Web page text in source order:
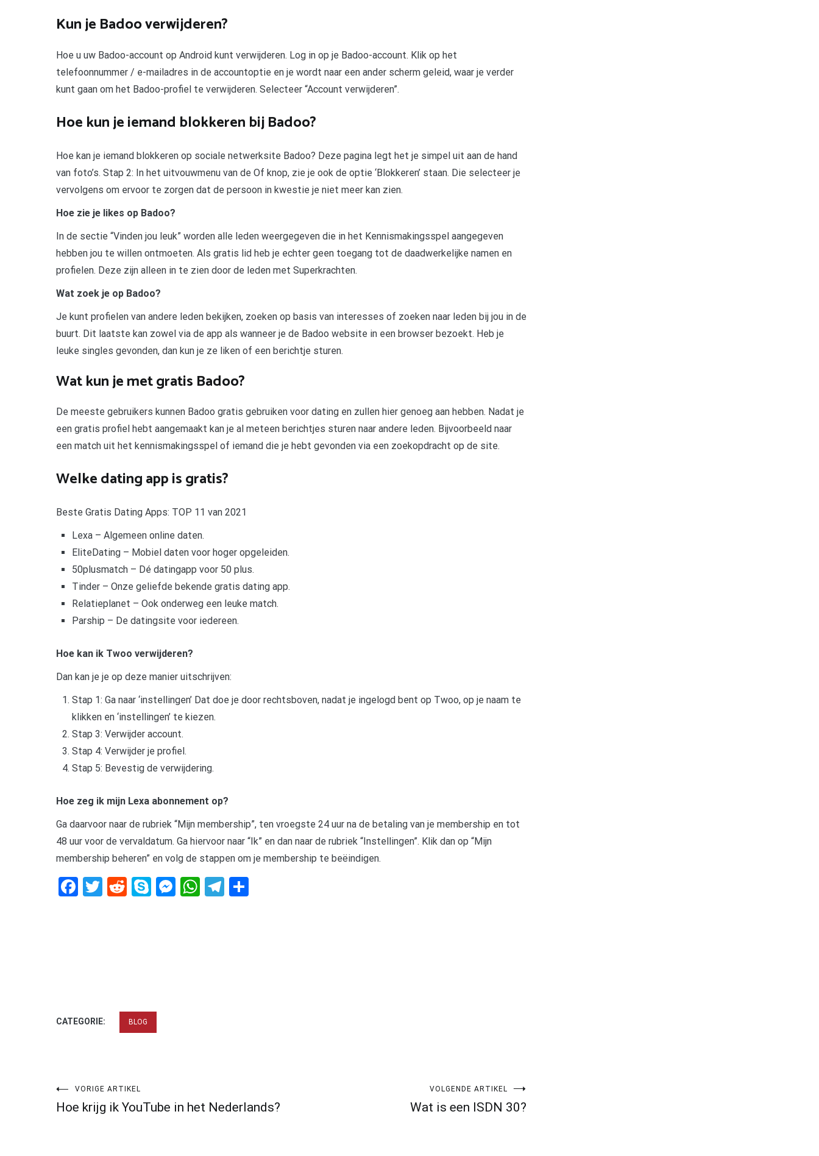
Kun je Badoo verwijderen?
Hoe u uw Badoo-account op Android kunt verwijderen. Log in op je Badoo-account. Klik op het
telefoonnummer / e-mailadres in de accountoptie en je wordt naar een ander scherm geleid, waar je verder
kunt gaan om het Badoo-profiel te verwijderen. Selecteer “Account verwijderen”.
Hoe kun je iemand blokkeren bij Badoo?
Hoe kan je iemand blokkeren op sociale netwerksite Badoo? Deze pagina legt het je simpel uit aan de hand
van foto’s. Stap 2: In het uitvouwmenu van de Of knop, zie je ook de optie ‘Blokkeren’ staan. Die selecteer je
vervolgens om ervoor te zorgen dat de persoon in kwestie je niet meer kan zien.
Hoe zie je likes op Badoo?
In de sectie “Vinden jou leuk” worden alle leden weergegeven die in het Kennismakingsspel aangegeven
hebben jou te willen ontmoeten. Als gratis lid heb je echter geen toegang tot de daadwerkelijke namen en
profielen. Deze zijn alleen in te zien door de leden met Superkrachten.
Wat zoek je op Badoo?
Je kunt profielen van andere leden bekijken, zoeken op basis van interesses of zoeken naar leden bij jou in de
buurt. Dit laatste kan zowel via de app als wanneer je de Badoo website in een browser bezoekt. Heb je
leuke singles gevonden, dan kun je ze liken of een berichtje sturen.
Wat kun je met gratis Badoo?
De meeste gebruikers kunnen Badoo gratis gebruiken voor dating en zullen hier genoeg aan hebben. Nadat je
een gratis profiel hebt aangemaakt kan je al meteen berichtjes sturen naar andere leden. Bijvoorbeeld naar
een match uit het kennismakingsspel of iemand die je hebt gevonden via een zoekopdracht op de site.
Welke dating app is gratis?
Beste Gratis Dating Apps: TOP 11 van 2021
Lexa – Algemeen online daten.
EliteDating – Mobiel daten voor hoger opgeleiden.
50plusmatch – Dé datingapp voor 50 plus.
Tinder – Onze geliefde bekende gratis dating app.
Relatieplanet – Ook onderweg een leuke match.
Parship – De datingsite voor iedereen.
Hoe kan ik Twoo verwijderen?
Dan kan je je op deze manier uitschrijven:
Stap 1: Ga naar ‘instellingen’ Dat doe je door rechtsboven, nadat je ingelogd bent op Twoo, op je naam te
klikken en ‘instellingen’ te kiezen.
Stap 3: Verwijder account.
Stap 4: Verwijder je profiel.
Stap 5: Bevestig de verwijdering.
Hoe zeg ik mijn Lexa abonnement op?
Ga daarvoor naar de rubriek “Mijn membership”, ten vroegste 24 uur na de betaling van je membership en tot
48 uur voor de vervaldatum. Ga hiervoor naar “Ik” en dan naar de rubriek “Instellingen”. Klik dan op “Mijn
membership beheren” en volg de stappen om je membership te beëindigen.
Facebook
Twitter
RedditSkypeMessenger
WhatsApp
Telegram
CATEGORIE: BLOG
Bericht
navigatie
VORIGE ARTIKEL
Hoe krijg ik YouTube in het Nederlands?
VOLGENDE ARTIKEL
Wat is een ISDN 30?